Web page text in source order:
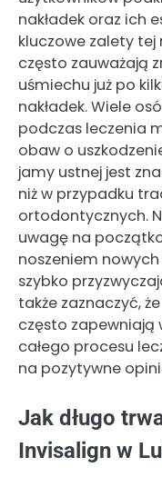
nakładek oraz ich
kluczowe zalety
często zauważają
uśmiechu już po
nakładek. Wiele
podczas leczenia
obaw o
jamy ustnej jest
niż w przypadku
ortodontycznych.
uwagę na
noszeniem nowych
szybko
także zaznaczyć,
często
całego procesu
na pozytywne
Jak długo
Invisalign w